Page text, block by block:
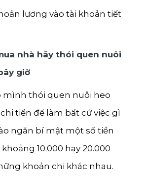
lương vào tài khoản tiết
nhà hãy thói quen nuôi
giờ
mình thói quen nuôi heo
tiền để làm bất cứ việc gì
ngăn bí mật một số tiền
10.000 hay 20.000
khoản chi khác nhau.